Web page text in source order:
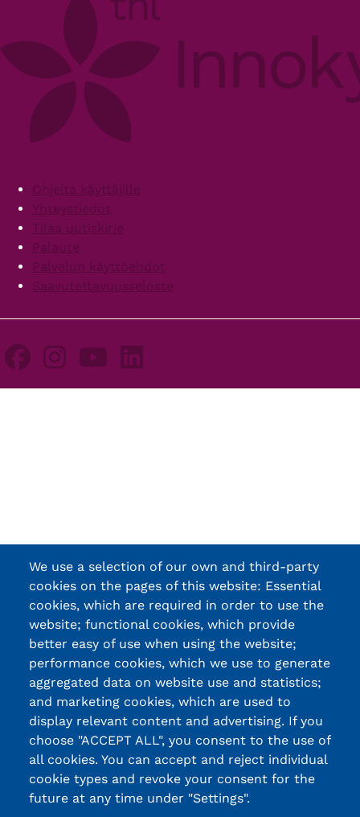
FooterOhjeita käyttäjille
Yhteystiedot
Tilaa uutiskirje
Palaute
Palvelun käyttöehdot
Saavutettavuusseloste
We use a selection of our own and third-party
cookies on the pages of this website: Essential
cookies, which are required in order to use the
website; functional cookies, which provide
better easy of use when using the website;
performance cookies, which we use to generate
aggregated data on website use and statistics;
and marketing cookies, which are used to
display relevant content and advertising. If you
choose "ACCEPT ALL", you consent to the use of
all cookies. You can accept and reject individual
cookie types and revoke your consent for the
future at any time under "Settings".